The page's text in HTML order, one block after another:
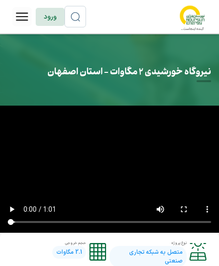
ورود
نیروگاه خورشیدی 2 مگاوات - استان اصفهان
نوع پروژه
متصل به شبکه تجاری
صنعتی
حجم خروجی
2.1 مگاوات